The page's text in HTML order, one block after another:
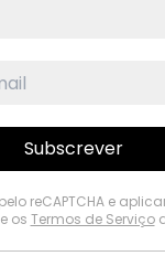
Subscrever
reCAPTCHA e
os Termos de Serviço